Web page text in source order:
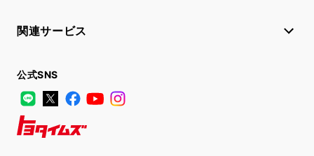
関連サービス
公式SNS
LINE
X FacebookYouTube